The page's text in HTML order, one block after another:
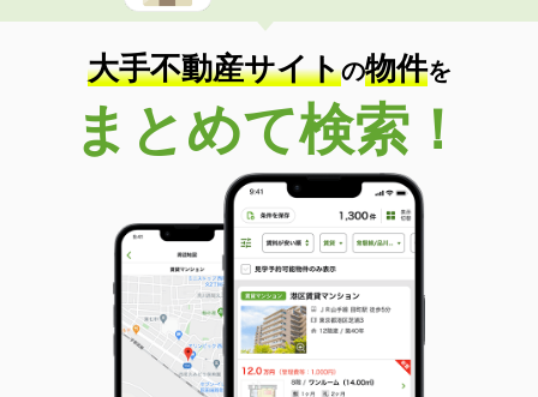
大手不動産サイトの物件を
まとめて検索！